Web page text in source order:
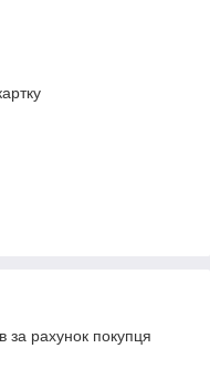
за рахунок покупця